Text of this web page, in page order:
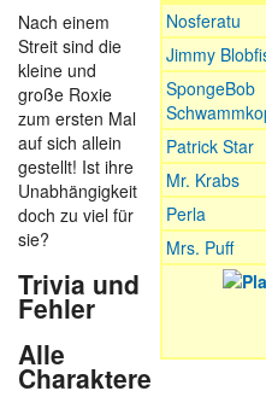
Nosferatu
Jimmy
SpongeBob
Patrick Star
Mr. Krabs
Perla
Mrs. Puff
Nach einem
Streit sind die
kleine und
große Roxie
zum ersten Mal
auf sich allein
gestellt! Ist ihre
Unabhängigkeit
doch zu viel für
sie?
Trivia und
Fehler
Alle
Charaktere